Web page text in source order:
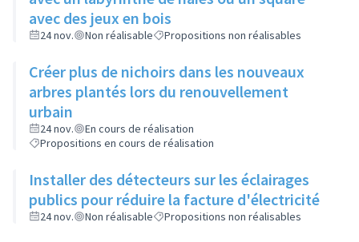
avec des jeux en bois
24 nov. Non réalisable Propositions non réalisables
Créer plus de nichoirs dans les nouveaux
arbres plantés lors du renouvellement
urbain
24 nov.
En cours de réalisation
Propositions en cours de réalisation
Installer des détecteurs sur les éclairages
publics pour réduire la facture d'électricité
24 nov. Non réalisable Propositions non réalisables